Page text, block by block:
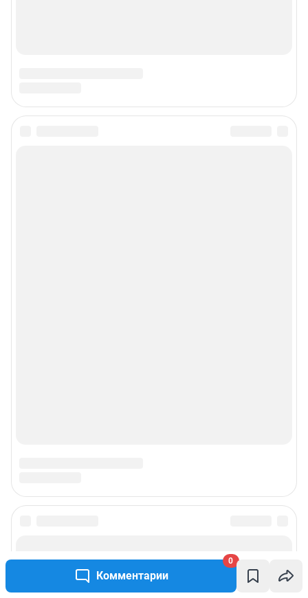
Комментарии
0
Сообщить новость